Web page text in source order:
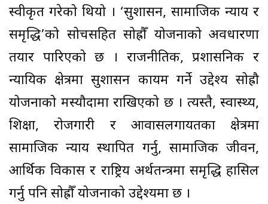
स्वीकृत गरेको थियो । ‘सुशासन, सामाजिक न्याय र
समृद्धि’को सोचसहित सोह्रौँ योजनाको अवधारणा
तयार पारिएको छ । राजनीतिक, प्रशासनिक र
न्यायिक क्षेत्रमा सुशासन कायम गर्ने उद्देश्य सोह्रौ
योजनाको मस्यौदामा राखिएको छ । त्यस्तै, स्वास्थ्य,
शिक्षा, रोजगारी र आवासलगायतका क्षेत्रमा
सामाजिक न्याय स्थापित गर्नु, सामाजिक जीवन,
आर्थिक विकास र राष्ट्रिय अर्थतन्त्रमा समृद्धि हासिल
गर्नु पनि सोह्रौँ योजनाको उद्देश्यमा छ ।